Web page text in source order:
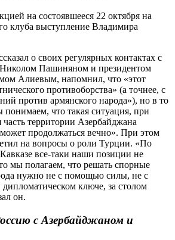
на состоявшееся 22 октября на
клуба выступление Владимира
о своих регулярных контактах с
Пашиняном и президентом
Алиевым, напомнил, что «этот
противоборства» (а точнее, с
против армянского народа»), но в то
что такая ситуация, при
часть территории Азербайджана
продолжаться вечно». При этом
на вопросы о роли Турции. «По
все-таки наши позиции не
мы полагаем, что решать спорные
нужно не с помощью силы, не с
ключе, за столом
он.
с Азербайджаном и